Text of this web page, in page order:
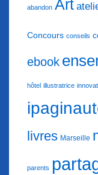
abandon Art
Concours conseils
ebook
hôtel illustratrice
livres Marseille
parents